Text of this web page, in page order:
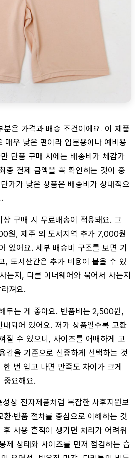
분은 가격과 배송 조건이에요. 이 제품
매우 낮은 편이라 입문용이나 예비용
단품 구매 시에는 배송비가 체감가
종 결제 금액을 꼭 확인하는 것이 중
가가 낮은 상품은 배송비가 상대적으
구매 시 무료배송이 적용돼요. 그
원, 제주 외 도서지역 추가 7,000원
있어요. 세부 배송비 구조를 보면 기
, 도서산간은 추가 비용이 붙을 수 있
는지, 다른 이너웨어와 묶어서 사는지
져요.
두는 게 좋아요. 반품비는 2,500원,
되어 있어요. 저가 상품일수록 교환
질 수 있으니, 사이즈를 애매하게 고
감을 기준으로 신중하게 선택하는 것
번 입고 나면 만족도 차이가 크게
중요해요.
상 전자제품처럼 복잡한 사후지원보
·반품 절차를 중심으로 이해하는 것
사용 흔적이 생기면 처리가 어려워
제 상태와 사이즈를 먼저 점검하는 습